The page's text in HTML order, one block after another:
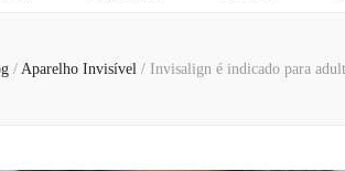
/ Aparelho Invisível / Invisalign é indicado para